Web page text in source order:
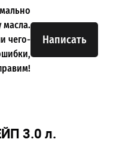
Написать
масла.
чего-
3.0 л.